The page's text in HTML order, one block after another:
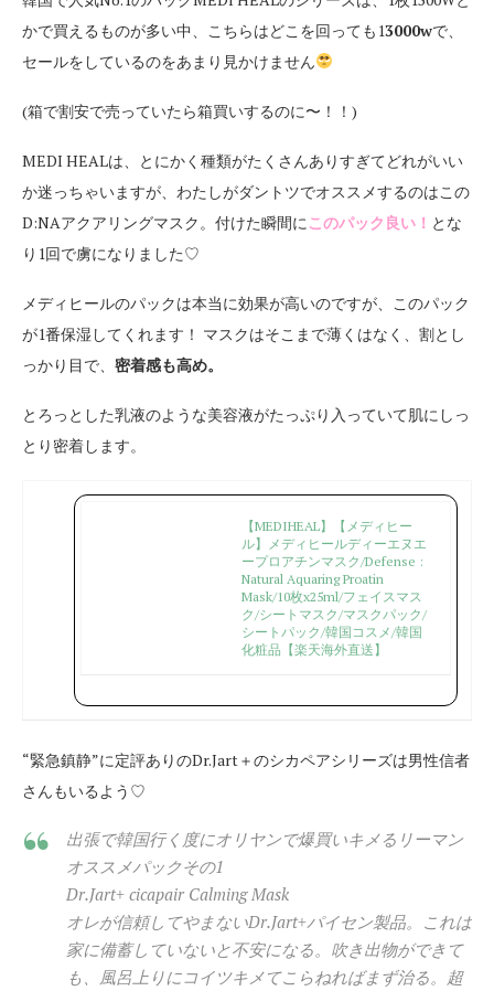
かで買えるものが多い中、こちらはどこを回っても13000wで、
セールをしているのをあまり見かけません
(箱で割安で売っていたら箱買いするのに〜！！)
MEDI HEALは、とにかく種類がたくさんありすぎてどれがいい
か迷っちゃいますが、わたしがダントツでオススメするのはこの
D:NAアクアリングマスク。付けた瞬間に このパック良い！ とな
り1回で虜になりました♡
メディヒールのパックは本当に効果が高いのですが、このパック
が1番保湿してくれます！ マスクはそこまで薄くはなく、割とし
っかり目で、 密着感も高め。
とろっとした乳液のような美容液がたっぷり入っていて肌にしっ
とり密着します。
【MEDIHEAL】【メディヒー
ル】メディヒールディーエヌエ
ープロアチンマスク/Defense :
Natural Aquaring Proatin
Mask/10枚x25ml/フェイスマス
ク/シートマスク/マスクパック/
シートパック/韓国コスメ/韓国
化粧品【楽天海外直送】
“緊急鎮静”に定評ありのDr.Jart＋のシカペアシリーズは男性信者
さんもいるよう♡
出張で韓国行く度にオリヤンで爆買いキメるリーマン
オススメパックその1
Dr.Jart+ cicapair Calming Mask
オレが信頼してやまないDr.Jart+パイセン製品。これは
家に備蓄していないと不安になる。吹き出物ができて
も、風呂上りにコイツキメてこらねればまず治る。超